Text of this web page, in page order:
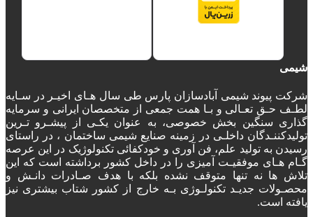
شیمی
شرکت پیوند شیمی آبادسازان پارس طی سال هـای اخیـر در سـایه
لطـف حـق تعـالی و بـا همت جمعی از متخصصان ایرانی و سرمایه
گذاری سنگین بخش خصوصی، به عنوان یکـی از پیشـرو تـرین
تولیدکننـدگان داخلـی در زمینه صنایع شیمی ساختمان ، در راستای
رسیدن به تولید علم، فن آوری و خودکفائی تکنولوژیک در این عرصه
گـام هـای موفقیـت آمیزی را در داخل کشور برداشته است که این
تلاش ها نه تنها متوقف نشده بلکه با هدف صـادرات دانـش و
محصـولات جدیـد تکنولـوژی بـه خارج از کشور شتاب بیشتری نیز
یافته است.